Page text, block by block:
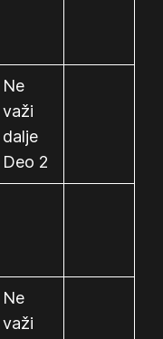
Ne
važi
dalje
Deo 2
Ne
važi